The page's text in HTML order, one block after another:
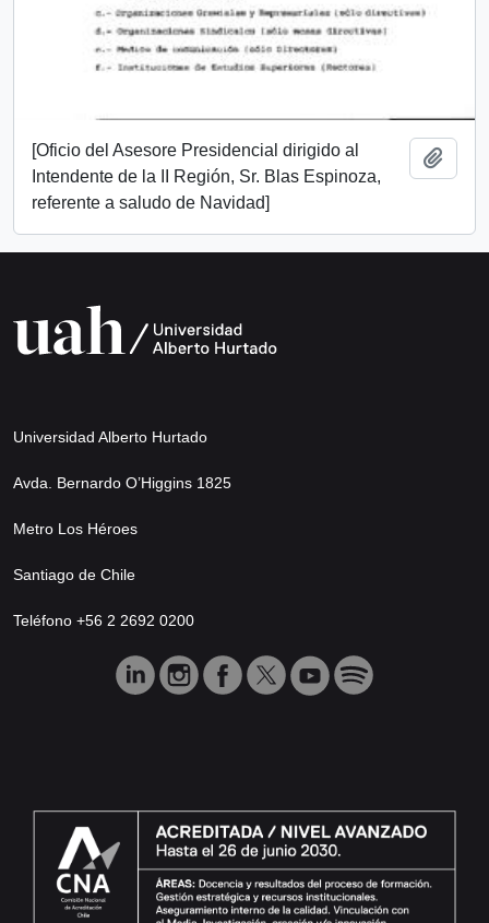
[Oficio del Asesore Presidencial dirigido al
Intendente de la II Región, Sr. Blas Espinoza,
referente a saludo de Navidad]
Universidad Alberto Hurtado
Avda. Bernardo O’Higgins 1825
Metro Los Héroes
Santiago de Chile
Teléfono +56 2 2692 0200